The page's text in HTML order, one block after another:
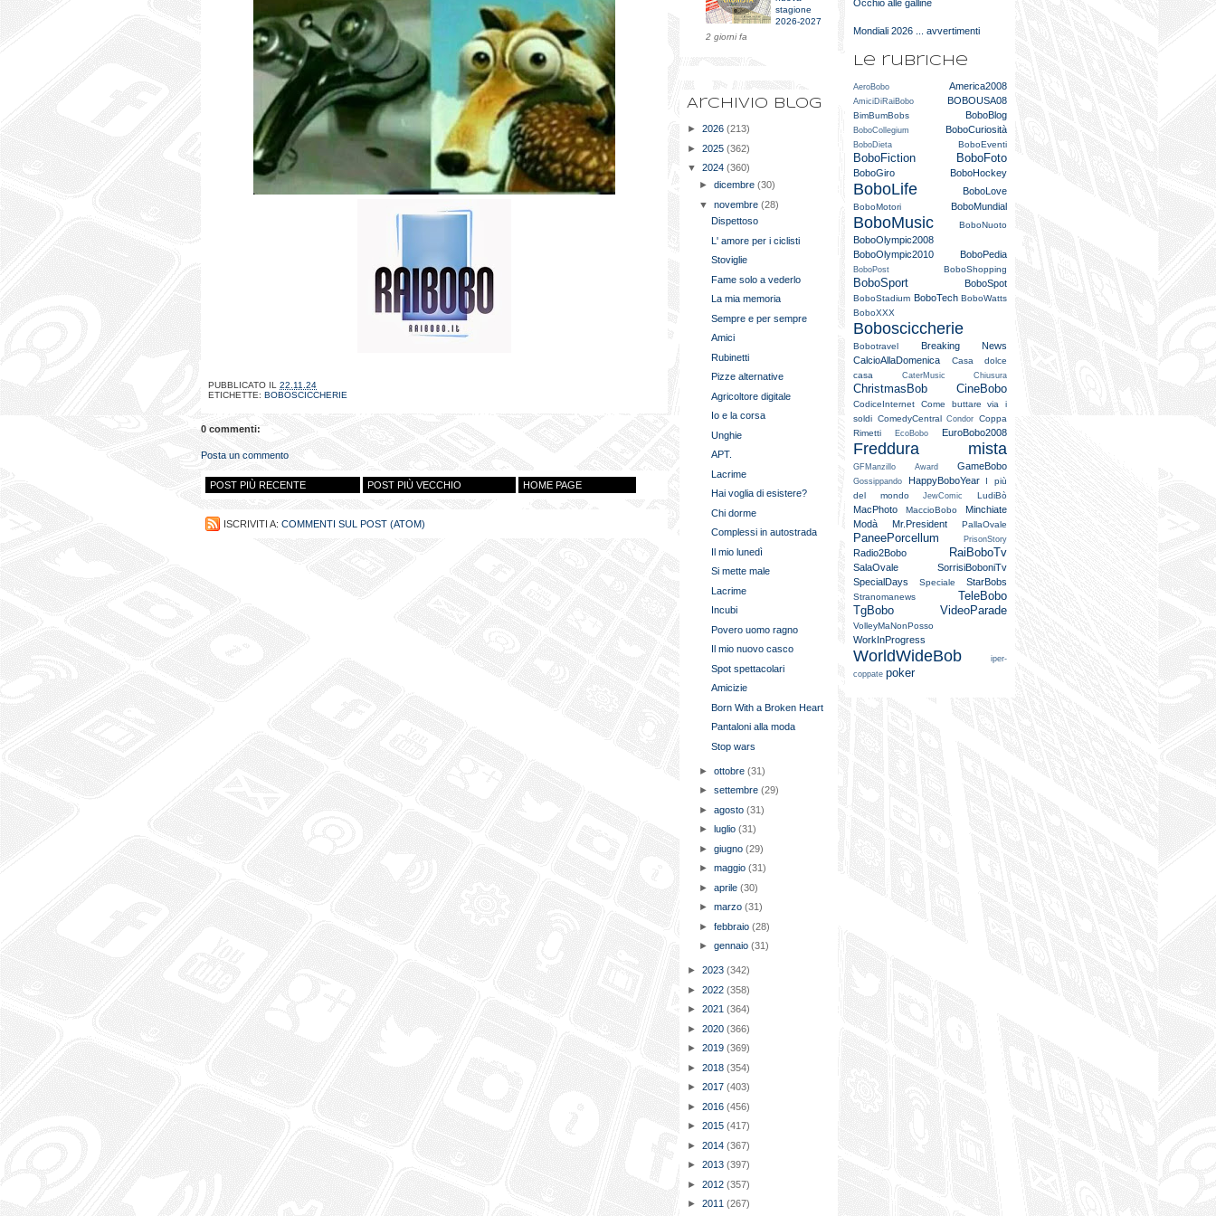
PUBBLICATO IL 22.11.24
ETICHETTE: BOBOSCICCHERIE
0 commenti:
Posta un commento
POST PIÙ RECENTE POST PIÙ VECCHIO HOME PAGE
ISCRIVITI A: COMMENTI SUL POST (ATOM)
stagione
2026-2027
2 giorni fa
Archivio blog
► 2026 (213)
► 2025 (362)
▼ 2024 (360)
►dicembre(30)
▼novembre(28)
Dispettoso
L' amore per i ciclisti
Stoviglie
Fame solo a vederlo
La mia memoria
Sempre e per sempre
Amici
Rubinetti
Pizze alternative
Agricoltore digitale
Io e la corsa
Unghie
APT.
Lacrime
Hai voglia di esistere?
Chi dorme
Complessi in autostrada
Il mio lunedì
Si mette male
Lacrime
Incubi
Povero uomo ragno
Il mio nuovo casco
Spot spettacolari
Amicizie
Born With a Broken Heart
Pantaloni alla moda
Stop wars
►ottobre(31)
►settembre(29)
►agosto(31)
►
luglio(31)
►giugno(29)
►maggio(31)
►aprile(30)
►marzo(31)
►febbraio(28)
►gennaio(31)
► 2023 (342)
► 2022 (358)
► 2021 (364)
► 2020 (366)
► 2019 (369)
► 2018 (354)
► 2017 (403)
► 2016 (456)
► 2015 (417)
► 2014 (367)
► 2013 (397)
► 2012 (357)
► 2011 (267)
Occhio alle galline
Mondiali 2026 ... avvertimenti
Le rubriche
AeroBobo America2008
AmiciDiRaiBobo BOBOUSA08
BimBumBobs BoboBlog
BoboCollegium BoboCuriosità
BoboDieta BoboEventi
BoboFiction BoboFoto
BoboGiro BoboHockey
BoboLife BoboLove
BoboMotori BoboMundial
BoboMusic BoboNuoto
BoboOlympic2008
BoboOlympic2010
BoboPedia
BoboPost BoboShopping
BoboSport BoboSpot
BoboStadium BoboTech BoboWatts
BoboXXX
Bobosciccherie
Bobotravel
Breaking News
CalcioAllaDomenica
Casa dolce
casa
CaterMusic Chiusura
ChristmasBob CineBobo
CodiceInternet
Come buttare via i
soldi ComedyCentral Condor
Coppa
Rimetti
EcoBobo EuroBobo2008
Freddura mista
GFManzillo Award GameBobo
Gossippando HappyBoboYear
I più
del mondo
JewComic LudiBò
MacPhoto MaccioBobo
Minchiate
Modà
Mr.President PallaOvale
PaneePorcellum PrisonStory
Radio2Bobo RaiBoboTv
SalaOvale
SorrisiBoboniTv
SpecialDays
Speciale StarBobs
Stranomanews
TeleBobo
TgBobo
VideoParade
VolleyMaNonPosso
WorkInProgress
WorldWideBob
iper-
coppate poker